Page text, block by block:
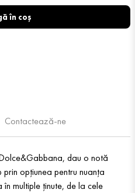
în coș
Contactează-ne
dau o notă
opțiunea pentru nuanța
multiple ținute, de la cele